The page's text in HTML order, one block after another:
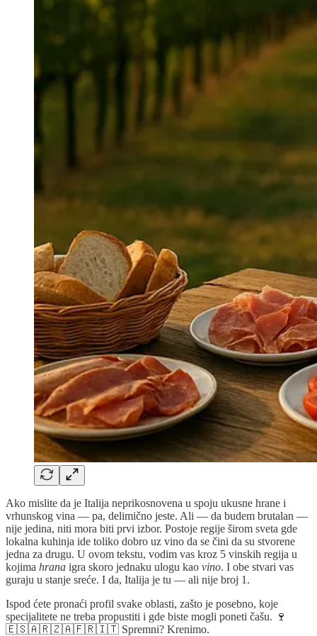
Ako mislite da je Italija neprikosnovena u spoju ukusne hrane i
vrhunskog vina — pa, delimično jeste. Ali — da budem brutalan —
nije jedina, niti mora biti prvi izbor. Postoje regije širom sveta gde
lokalna kuhinja ide toliko dobro uz vino da se čini da su stvorene
jedna za drugu. U ovom tekstu, vodim vas kroz 5 vinskih regija u
kojima hrana igra skoro jednaku ulogu kao vino. I obe stvari vas
guraju u stanje sreće. I da, Italija je tu — ali nije broj 1.
Ispod ćete pronaći profil svake oblasti, zašto je posebno, koje
specijalitete ne treba propustiti i gde biste mogli poneti čašu. 🍷
🇪🇸🇦🇷🇿🇦🇫🇷🇮🇹 Spremni? Krenimo.